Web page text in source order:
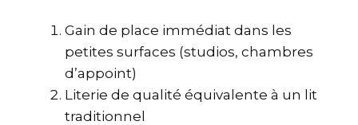
Gain de place immédiat dans les
petites surfaces (studios, chambres
d’appoint)
Literie de qualité équivalente à un lit
traditionnel